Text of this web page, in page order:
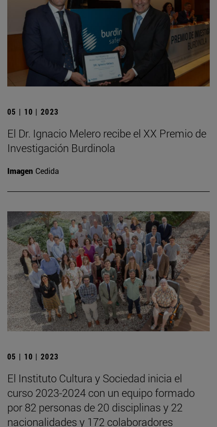
05 | 10 | 2023
El Dr. Ignacio Melero recibe el XX Premio de
Investigación Burdinola
Imagen Cedida
05 | 10 | 2023
El Instituto Cultura y Sociedad inicia el
curso 2023-2024 con un equipo formado
por 82 personas de 20 disciplinas y 22
nacionalidades y 172 colaboradores